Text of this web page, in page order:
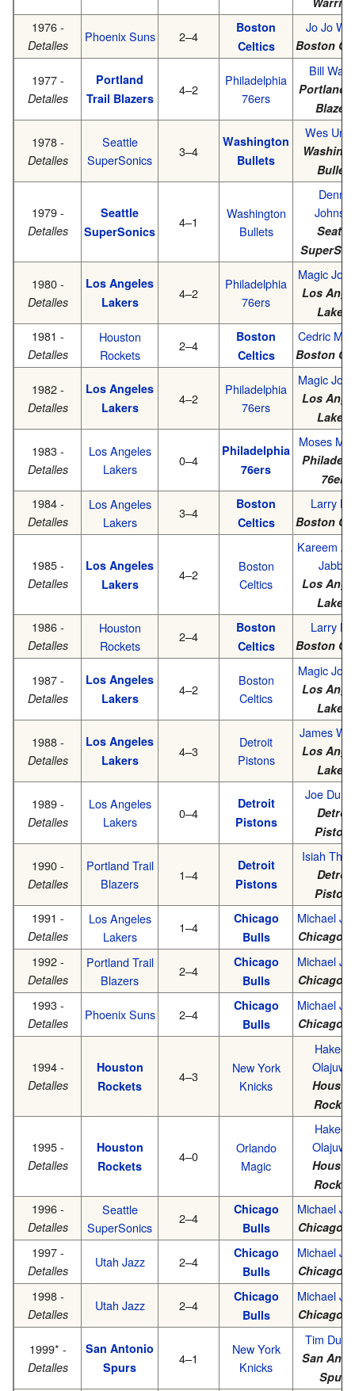
1976 -
Detalles
Phoenix Suns 2–4
Boston
Celtics
Jo Jo
Boston
1977 -
Detalles
Portland
Trail Blazers
4–2
Philadelphia
76ers
Bill
Portland
Blazers
1978 -
Detalles
Seattle
SuperSonics
3–4
Washington
Bullets
Wes
Bullets
1979 -
Detalles
Seattle
SuperSonics
4–1
Washington
Bullets
Dennis
Seattle
1980 -
Detalles
Los Angeles
Lakers
4–2
Philadelphia
76ers
Magic
Los
Lakers
1981 -
Detalles
Houston
Rockets
2–4
Boston
Celtics
Cedric
Boston
1982 -
Detalles
Los Angeles
Lakers
4–2
Philadelphia
76ers
Magic
Los
Lakers
1983 -
Detalles
Los Angeles
Lakers
0–4
Philadelphia
76ers
Moses
76ers
1984 -
Detalles
Los Angeles
Lakers
3–4
Boston
Celtics
Larry
Boston
1985 -
Detalles
Los Angeles
Lakers
4–2
Boston
Celtics
Kareem
Jabbar
Los
Lakers
1986 -
Detalles
Houston
Rockets
2–4
Boston
Celtics
Larry
Boston
1987 -
Detalles
Los Angeles
Lakers
4–2
Boston
Celtics
Magic
Los
Lakers
1988 -
Detalles
Los Angeles
Lakers
4–3
Detroit
Pistons
James
Los
Lakers
1989 -
Detalles
Los Angeles
Lakers
0–4
Detroit
Pistons
Joe
Detroit
1990 -
Detalles
Portland Trail
Blazers
1–4
Detroit
Pistons
Isiah
Detroit
1991 -
Detalles
Los Angeles
Lakers
1–4
Chicago
Bulls
Michael
Chicago
1992 -
Detalles
Portland Trail
Blazers
2–4
Chicago
Bulls
Michael
Chicago
1993 -
Detalles
Phoenix Suns 2–4
Chicago
Bulls
Michael
Chicago
1994 -
Detalles
Houston
Rockets
4–3
New York
Knicks
1995 -
Detalles
Houston
Rockets
4–0
Orlando
Magic
1996 -
Detalles
Seattle
SuperSonics
2–4
Chicago
Bulls
Michael
Chicago
1997 -
Detalles
Utah Jazz 2–4
Chicago
Bulls
Michael
Chicago
1998 -
Detalles
Utah Jazz 2–4
Chicago
Bulls
Michael
Chicago
1999* -
Detalles
San Antonio
Spurs
4–1
New York
Knicks
Tim
San
Spurs